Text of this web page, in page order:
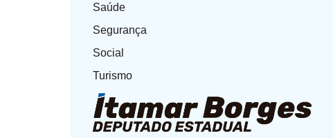
Saúde
Segurança
Social
Turismo